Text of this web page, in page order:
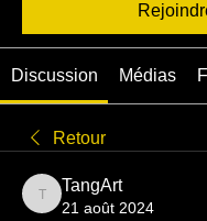
Discussion Médias
Retour
TangArt
TangArt
21 août 2024